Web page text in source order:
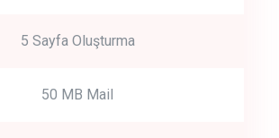
5 Sayfa Oluşturma
50 MB Mail